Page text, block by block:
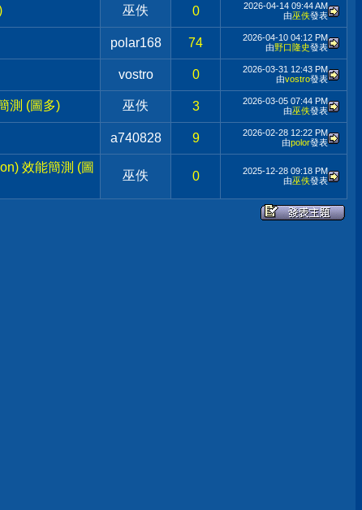
巫佚 0 2026-04-14 09:44 AM
由巫佚發表
polar168 74 2026-04-10 04:12 PM
由野口隆史發表
vostro 0 2026-03-31 12:43 PM
由vostro發表
測 (圖多) 巫佚 3 2026-03-05 07:44 PM
由巫佚發表
a740828 9 2026-02-28 12:22 PM
由polor發表
效能簡測 (圖
巫佚 0 2025-12-28 09:18 PM
由巫佚發表